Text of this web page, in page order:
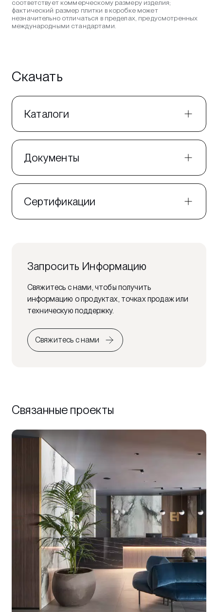
соответствует коммерческому размеру изделия;
фактический размер плитки в коробке может
незначительно отличаться в пределах, предусмотренных
международными стандартами.
Скачать
Каталоги
Документы
Сертификации
Запросить Информацию
Свяжитесь с нами, чтобы получить
информацию о продуктах, точках продаж или
техническую поддержку.
Свяжитесь с нами
Связанные проекты